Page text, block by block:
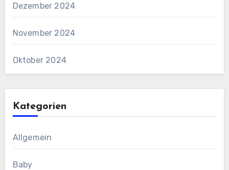
Dezember 2024
November 2024
Oktober 2024
Kategorien
Allgemein
Baby